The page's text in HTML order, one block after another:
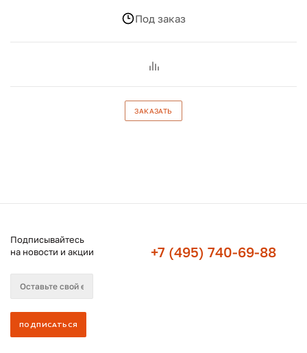
Под заказ
ЗАКАЗАТЬ
Подписывайтесь
на новости и акции
+7 (495) 740-69-88